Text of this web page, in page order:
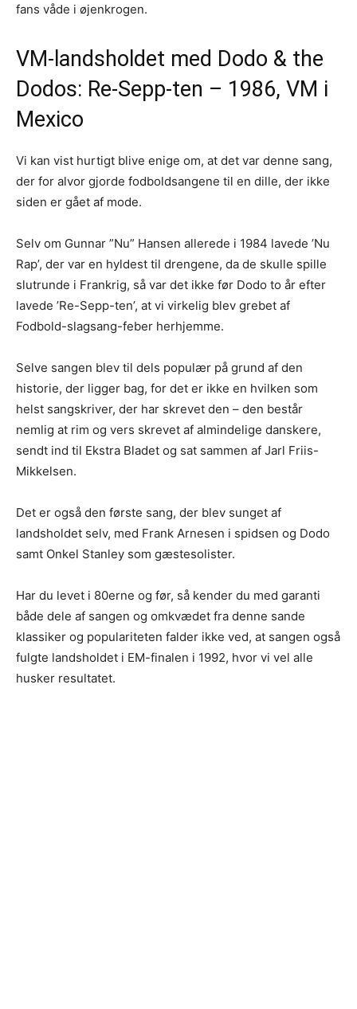
fans våde i øjenkrogen.
VM-landsholdet med Dodo & the
Dodos: Re-Sepp-ten – 1986, VM i
Mexico
Vi kan vist hurtigt blive enige om, at det var denne sang,
der for alvor gjorde fodboldsangene til en dille, der ikke
siden er gået af mode.
Selv om Gunnar ”Nu” Hansen allerede i 1984 lavede ’Nu
Rap’, der var en hyldest til drengene, da de skulle spille
slutrunde i Frankrig, så var det ikke før Dodo to år efter
lavede ’Re-Sepp-ten’, at vi virkelig blev grebet af
Fodbold-slagsang-feber herhjemme.
Selve sangen blev til dels populær på grund af den
historie, der ligger bag, for det er ikke en hvilken som
helst sangskriver, der har skrevet den – den består
nemlig at rim og vers skrevet af almindelige danskere,
sendt ind til Ekstra Bladet og sat sammen af Jarl Friis-
Mikkelsen.
Det er også den første sang, der blev sunget af
landsholdet selv, med Frank Arnesen i spidsen og Dodo
samt Onkel Stanley som gæstesolister.
Har du levet i 80erne og før, så kender du med garanti
både dele af sangen og omkvædet fra denne sande
klassiker og populariteten falder ikke ved, at sangen også
fulgte landsholdet i EM-finalen i 1992, hvor vi vel alle
husker resultatet.